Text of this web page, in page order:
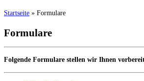
Startseite » Formulare
Formulare
Folgende Formulare stellen wir Ihnen